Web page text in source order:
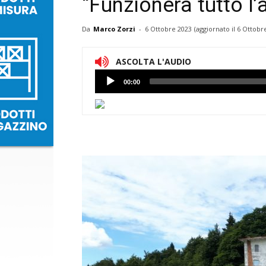
“Funzionerà tutto
Da Marco Zorzi - 6 Ottobre 2023 (aggiornato il 6
ASCOLTA L'AUDIO
Lettore
Audio
00:00